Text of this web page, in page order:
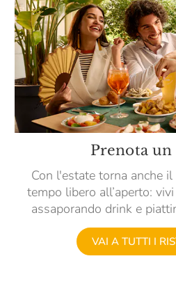
Prenota
Con l'estate torna anche
tempo libero all’aperto:
assaporando drink e
VAI A TUTTI I